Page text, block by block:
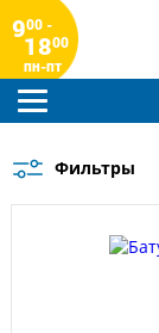
900 -
1800
пн-пт
Фильтры